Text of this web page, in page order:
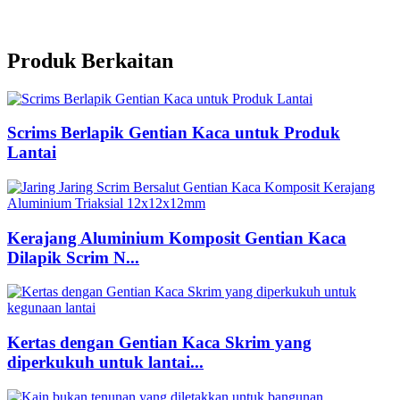
Produk Berkaitan
Scrims Berlapik Gentian Kaca untuk Produk
Lantai
Kerajang Aluminium Komposit Gentian Kaca
Dilapik Scrim N...
Kertas dengan Gentian Kaca Skrim yang
diperkukuh untuk lantai...